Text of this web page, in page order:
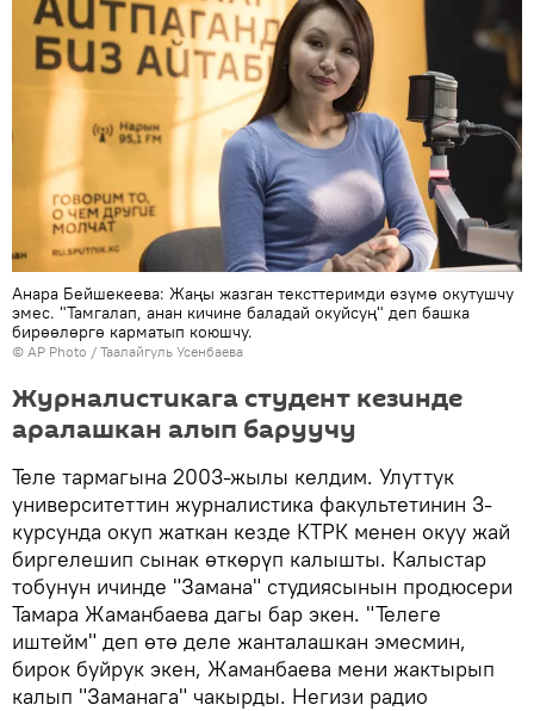
Анара Бейшекеева: Жаңы жазган тексттеримди өзүмө окутушчу
эмес. "Тамгалап, анан кичине баладай окуйсуң" деп башка
бирөөлөргө карматып коюшчу.
© AP Photo / Таалайгуль Усенбаева
Журналистикага студент кезинде
аралашкан алып баруучу
Теле тармагына 2003-жылы келдим. Улуттук
университеттин журналистика факультетинин 3-
курсунда окуп жаткан кезде КТРК менен окуу жай
биргелешип сынак өткөрүп калышты. Калыстар
тобунун ичинде "Замана" студиясынын продюсери
Тамара Жаманбаева дагы бар экен. "Телеге
иштейм" деп өтө деле жанталашкан эмесмин,
бирок буйрук экен, Жаманбаева мени жактырып
калып "Заманага" чакырды. Негизи радио